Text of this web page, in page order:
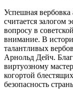
Успешная
считается залогом
вопросу в
внимание. В
талантливых
Арнольд Дейч.
виртуозному
когортой
безопасность